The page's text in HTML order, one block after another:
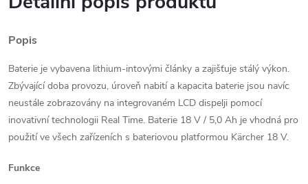
Popis
Baterie je vybavena lithium-intovými články a zajišťuje stálý výkon.
Zbývající doba provozu, úroveň nabití a kapacita baterie jsou navíc
neustále zobrazovány na integrovaném LCD dispelji pomocí
inovativní technologii Real Time. Baterie 18 V / 5,0 Ah je vhodná pro
použití ve všech zařízeních s bateriovou platformou Kärcher 18 V.
Funkce